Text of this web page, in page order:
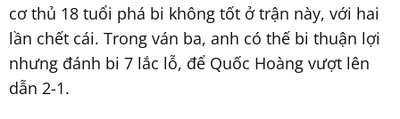
cơ thủ 18 tuổi phá bi không tốt ở trận này, với hai
lần chết cái. Trong ván ba, anh có thế bi thuận lợi
nhưng đánh bi 7 lắc lỗ, để Quốc Hoàng vượt lên
dẫn 2-1.